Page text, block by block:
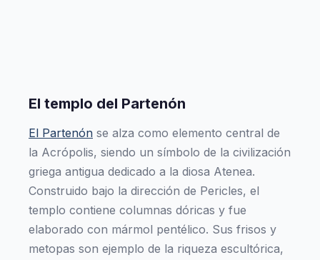
El templo del Partenón
El Partenón se alza como elemento central de
la Acrópolis, siendo un símbolo de la civilización
griega antigua dedicado a la diosa Atenea.
Construido bajo la dirección de Pericles, el
templo contiene columnas dóricas y fue
elaborado con mármol pentélico. Sus frisos y
metopas son ejemplo de la riqueza escultórica,